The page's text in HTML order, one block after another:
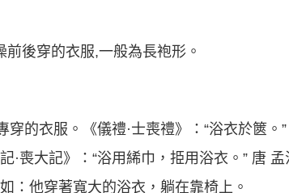
前後穿的衣服,一般為長袍形。
穿的衣服。《儀禮·士喪禮》：“浴衣於篋
·喪大記》：“浴用絺巾，挋用浴衣。” 唐
：他穿著寬大的浴衣，躺在靠椅上。